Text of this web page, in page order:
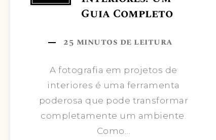
Guia Completo
25 minutos de leitura
A fotografia em projetos de
interiores é uma ferramenta
poderosa que pode transformar
completamente um ambiente.
Como…